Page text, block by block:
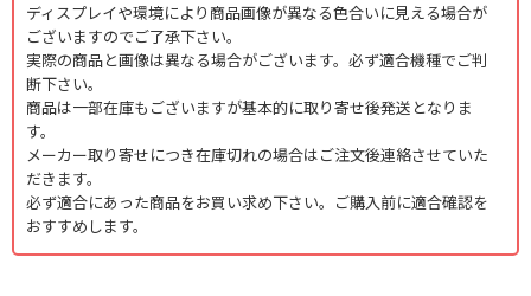
ディスプレイや環境により商品画像が異なる色合いに見える場合が
ございますのでご了承下さい。
実際の商品と画像は異なる場合がございます。必ず適合機種でご判
断下さい。
商品は一部在庫もございますが基本的に取り寄せ後発送となりま
す。
メーカー取り寄せにつき在庫切れの場合はご注文後連絡させていた
だきます。
必ず適合にあった商品をお買い求め下さい。ご購入前に適合確認を
おすすめします。